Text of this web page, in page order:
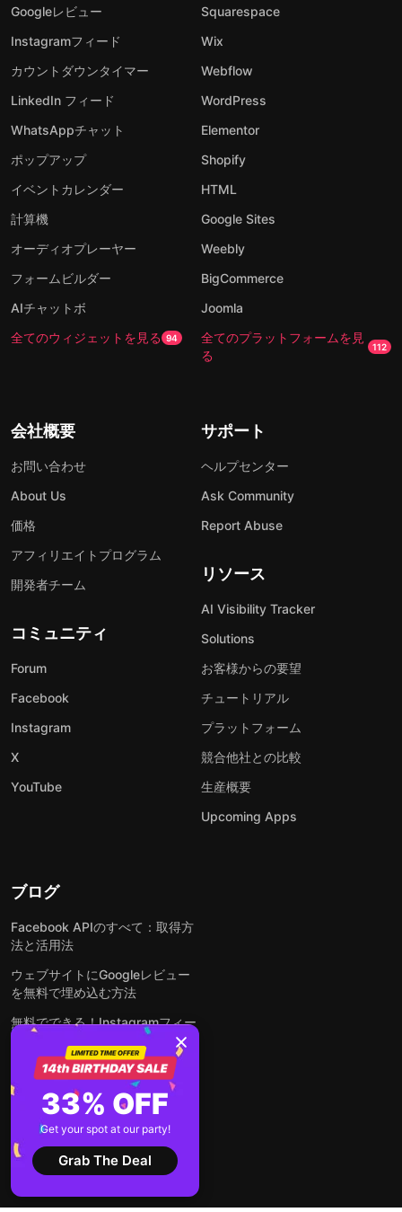
Googleレビュー
Instagramフィード
カウントダウンタイマー
LinkedIn フィード
WhatsAppチャット
ポップアップ
イベントカレンダー
計算機
オーディオプレーヤー
フォームビルダー
AIチャットボ
全てのウィジェットを見る 94
Squarespace
Wix
Webflow
WordPress
Elementor
Shopify
HTML
Google Sites
Weebly
BigCommerce
Joomla
全てのプラットフォームを見
る
112
会社概要
お問い合わせ
About Us
価格
アフィリエイトプログラム
開発者チーム
コミュニティ
Forum
Facebook
Instagram
X
YouTube
サポート
ヘルプセンター
Ask Community
Report Abuse
リソース
AI Visibility Tracker
Solutions
お客様からの要望
チュートリアル
プラットフォーム
競合他社との比較
生産概要
Upcoming Apps
ブログ
Facebook APIのすべて：取得方
法と活用法
ウェブサイトにGoogleレビュー
を無料で埋め込む方法
無料でできる！Instagramフィー
ドをウェブサイトに埋め込む方法
どんなウェブサイトにも無料でフ
ォームを埋め込む方法
WordPressサイトにLinkedInフ
ィードを埋め込む方法は？
全ての投稿を見る
33% OFF
Get your spot at our party!
Grab The Deal